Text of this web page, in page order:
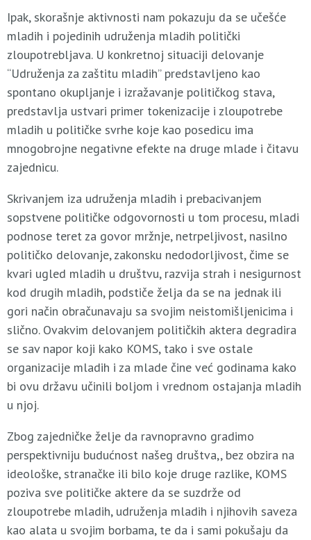
Ipak, skorašnje aktivnosti nam pokazuju da se učešće
mladih i pojedinih udruženja mladih politički
zloupotrebljava. U konkretnoj situaciji delovanje
“Udruženja za zaštitu mladih” predstavljeno kao
spontano okupljanje i izražavanje političkog stava,
predstavlja ustvari primer tokenizacije i zloupotrebe
mladih u političke svrhe koje kao posedicu ima
mnogobrojne negativne efekte na druge mlade i čitavu
zajednicu.
Skrivanjem iza udruženja mladih i prebacivanjem
sopstvene političke odgovornosti u tom procesu, mladi
podnose teret za govor mržnje, netrpeljivost, nasilno
političko delovanje, zakonsku nedodorljivost, čime se
kvari ugled mladih u društvu, razvija strah i nesigurnost
kod drugih mladih, podstiče želja da se na jednak ili
gori način obračunavaju sa svojim neistomišljenicima i
slično. Ovakvim delovanjem političkih aktera degradira
se sav napor koji kako KOMS, tako i sve ostale
organizacije mladih i za mlade čine već godinama kako
bi ovu državu učinili boljom i vrednom ostajanja mladih
u njoj.
Zbog zajedničke želje da ravnopravno gradimo
perspektivniju budućnost našeg društva,, bez obzira na
ideološke, stranačke ili bilo koje druge razlike, KOMS
poziva sve političke aktere da se suzdrže od
zloupotrebe mladih, udruženja mladih i njihovih saveza
kao alata u svojim borbama, te da i sami pokušaju da